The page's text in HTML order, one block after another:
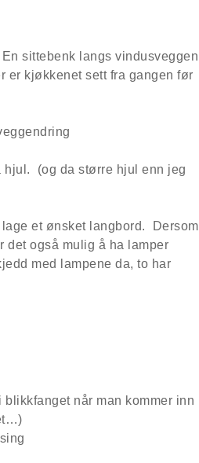
sittebenk langs vindusveggen
er kjøkkenet sett fra gangen før
hjul. (og da større hjul enn jeg
et ønsket langbord. Dersom
det også mulig å ha lamper
med lampene da, to har
når man kommer inn